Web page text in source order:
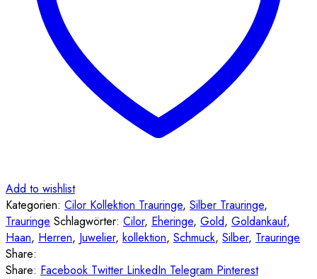
Add to wishlist
Kategorien: Cilor Kollektion Trauringe, Silber Trauringe,
Trauringe Schlagwörter: Cilor, Eheringe, Gold, Goldankauf,
Haan, Herren, Juwelier, kollektion, Schmuck, Silber, Trauringe
Share:
Share: Facebook Twitter LinkedIn Telegram Pinterest